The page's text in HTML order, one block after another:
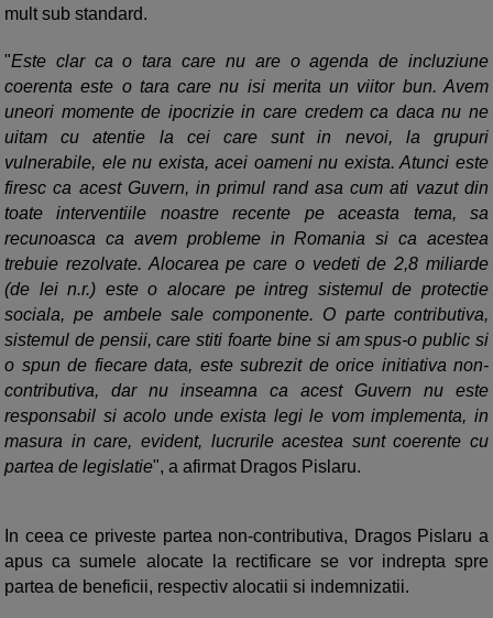
mult sub standard.
"Este clar ca o tara care nu are o agenda de incluziune
coerenta este o tara care nu isi merita un viitor bun. Avem
uneori momente de ipocrizie in care credem ca daca nu ne
uitam cu atentie la cei care sunt in nevoi, la grupuri
vulnerabile, ele nu exista, acei oameni nu exista. Atunci este
firesc ca acest Guvern, in primul rand asa cum ati vazut din
toate interventiile noastre recente pe aceasta tema, sa
recunoasca ca avem probleme in Romania si ca acestea
trebuie rezolvate. Alocarea pe care o vedeti de 2,8 miliarde
(de lei n.r.) este o alocare pe intreg sistemul de protectie
sociala, pe ambele sale componente. O parte contributiva,
sistemul de pensii, care stiti foarte bine si am spus-o public si
o spun de fiecare data, este subrezit de orice initiativa non-
contributiva, dar nu inseamna ca acest Guvern nu este
responsabil si acolo unde exista legi le vom implementa, in
masura in care, evident, lucrurile acestea sunt coerente cu
partea de legislatie", a afirmat Dragos Pislaru.
In ceea ce priveste partea non-contributiva, Dragos Pislaru a
apus ca sumele alocate la rectificare se vor indrepta spre
partea de beneficii, respectiv alocatii si indemnizatii.